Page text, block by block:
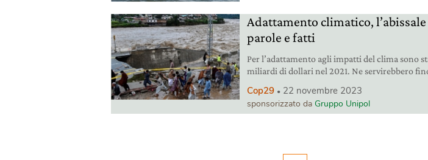
Adattamento climatico,
parole e fatti
Per l’adattamento agli impatti del clima sono
miliardi di dollari nel 2021. Ne servirebbero
Cop29 22 novembre 2023
sponsorizzato da Gruppo Unipol